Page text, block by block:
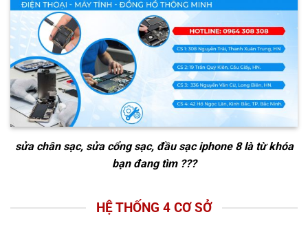
sửa chân sạc, sửa cổng sạc, đầu sạc iphone 8là từ khóa
bạn đang tìm ???
HỆ THỐNG 4 CƠ SỞ